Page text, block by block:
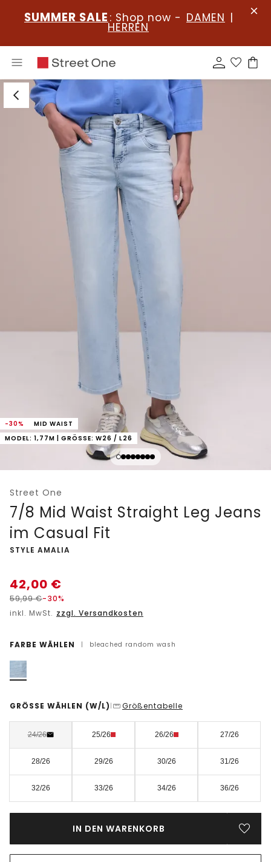
SUMMER SALE : Shop now - DAMEN |
HERREN
-30%
MID WAIST
MODEL: 1,77M | GRÖSSE: W26 / L26
Street One
7/8 Mid Waist Straight Leg Jeans
im Casual Fit
-
STYLE AMALIA
42,00 €
59,99€-30%
inkl. MwSt. zzgl. Versandkosten
FARBE WÄHLEN | bleached random wash
GRÖSSE WÄHLEN (W/L) | Größentabelle
24/26 25/26 26/26 27/26
28/26 29/26 30/26 31/26
32/26 33/26 34/26 36/26
IN DEN WARENKORB